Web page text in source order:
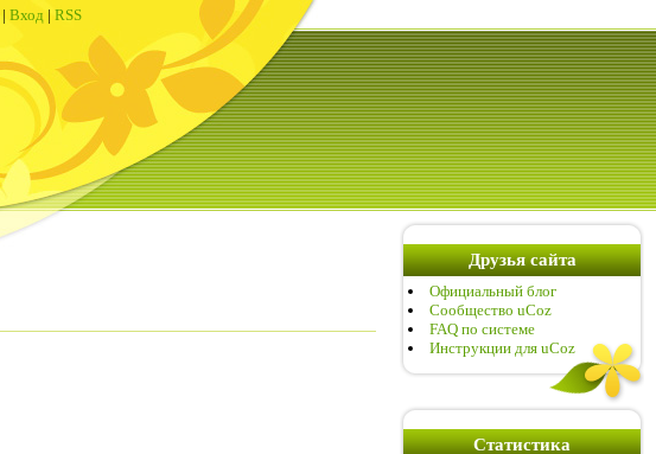
| Вход | RSS
Друзья сайта
Официальный блог
Сообщество uCoz
FAQ по системе
Инструкции для uCoz
Статистика